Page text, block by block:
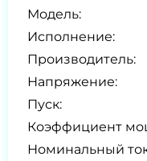
Модель:
Исполнение:
Производитель:
Напряжение:
Пуск:
Коэффициент
Номинальный